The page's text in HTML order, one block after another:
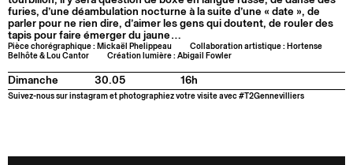
furies, d’une déambulation nocturne à la suite d’une « date », de
parler pour ne rien dire, d’aimer les gens qui doutent, de rouler des
tapis pour faire émerger du jaune…
Pièce chorégraphique : Mickaël Phelippeau
Collaboration artistique : Hortense
Belhôte & Lou Cantor
Création lumière : Abigail Fowler
Dimanche 30.05 16h
Suivez-nous sur instagram et photographiez votre visite avec #T2Gennevilliers